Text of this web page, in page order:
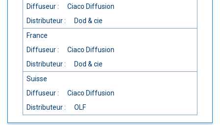
Diffuseur :
Ciaco Diffusion
Distributeur :
Dod & cie
France
Diffuseur :
Ciaco Diffusion
Distributeur :
Dod & cie
Suisse
Diffuseur :
Ciaco Diffusion
Distributeur :
OLF